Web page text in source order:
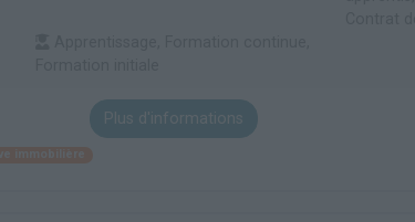
Plus d'informations